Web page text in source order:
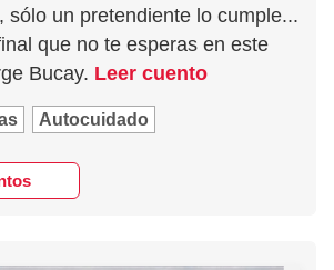
sólo un pretendiente lo cumple...
que no te esperas en este
Bucay. Leer cuento
Autocuidado